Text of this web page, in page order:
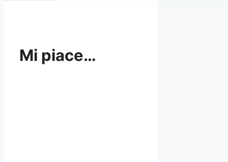
Mi piace…